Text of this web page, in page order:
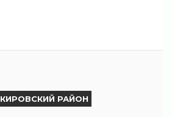
КИРОВСКИЙ РАЙОН